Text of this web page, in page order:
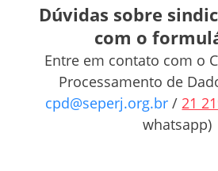
Dúvidas sobre
com o
Entre em contato com o
Processamento de
cpd@seperj.org.br / 21
whatsapp)